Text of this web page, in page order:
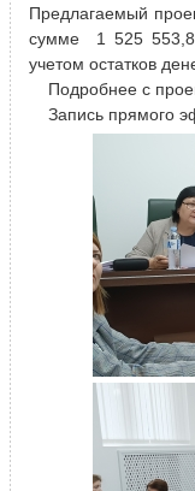
Предлагаемый
сумме 1 525 553,8
учетом остатков
Подробнее с
Запись прямого